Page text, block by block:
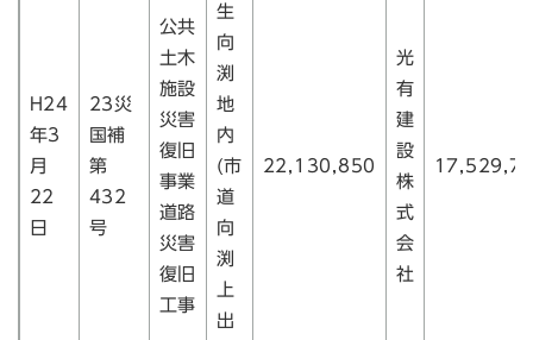
H24
年3
月
22
日
23災
国補
第
432
号
公共
土木
施設
災害
復旧
事業
道路
災害
復旧
工事
生
向
渕
地
内
(市
道
向
渕
上
出
22,130,850
光
有
建
設
株
式
会
社